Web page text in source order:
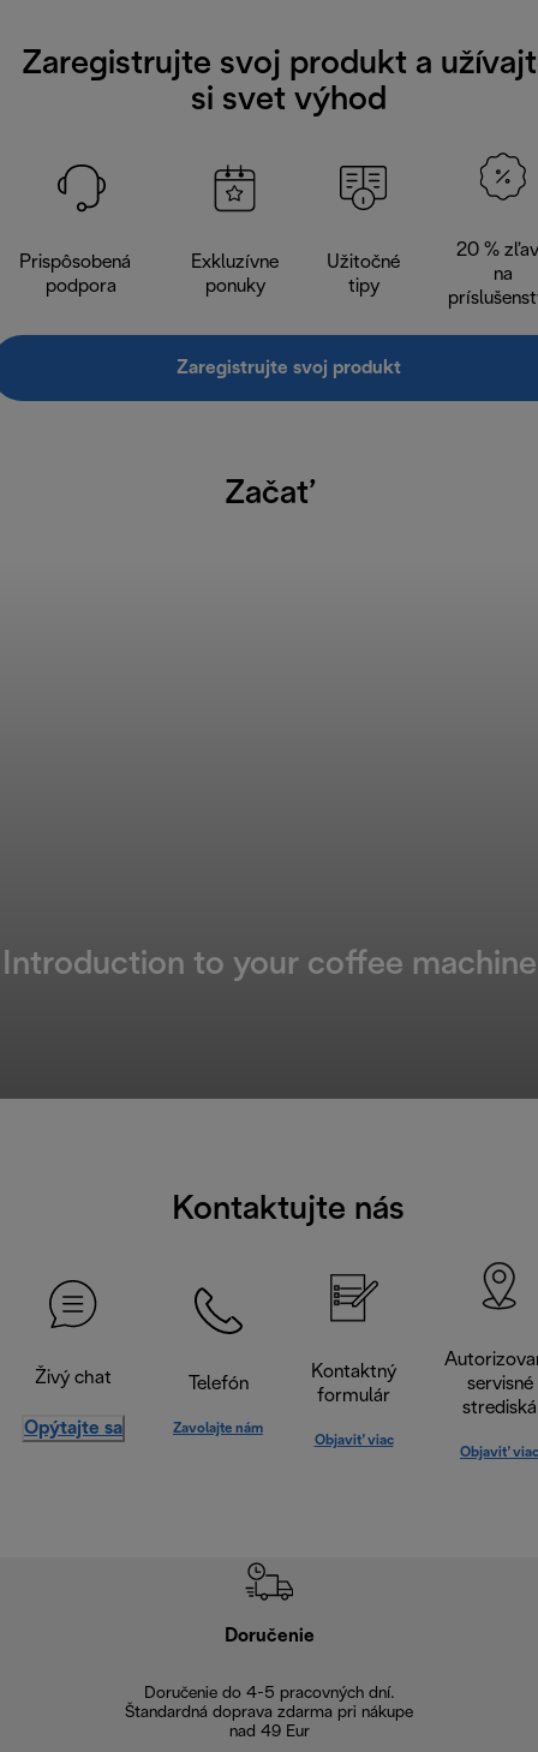
Zaregistrujte svoj produkt a
si svet výhod
Prispôsobená
podpora
Exkluzívne
ponuky
Užitočné
tipy
20 %
na
Zaregistrujte svoj produkt
Začať
Introduction to your coffee machine
Kontaktujte nás
Živý chat
Opýtajte sa
Telefón
Zavolajte nám
Kontaktný
formulár
Objaviť viac
servisné
strediská
Objaviť viac
Doručenie
Doručenie do 4-5 pracovných dní.
Štandardná doprava zdarma pri nákupe
nad 49 Eur